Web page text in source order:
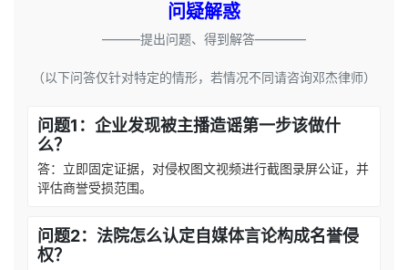
问疑解惑
———提出问题、得到解答————
（以下问答仅针对特定的情形，若情况不同请咨询邓杰律师）
问题1：企业发现被主播造谣第一步该做什
么？
答：立即固定证据，对侵权图文视频进行截图录屏公证，并
评估商誉受损范围。
问题2：法院怎么认定自媒体言论构成名誉侵
权？